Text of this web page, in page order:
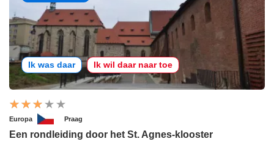
Ik was daar Ik wil daar naar toe
Europa Praag
Een rondleiding door het St. Agnes-klooster